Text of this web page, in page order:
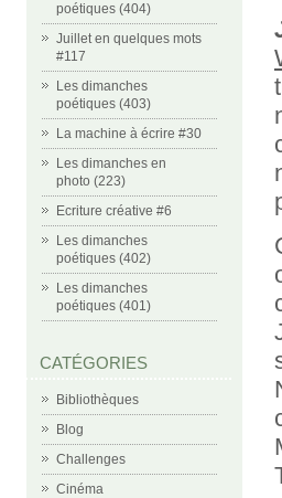
poétiques (404)
Juillet en quelques mots
#117
Les dimanches
poétiques (403)
La machine à écrire #30
Les dimanches en
photo (223)
Ecriture créative #6
Les dimanches
poétiques (402)
Les dimanches
poétiques (401)
CATÉGORIES
Bibliothèques
Blog
Challenges
Cinéma